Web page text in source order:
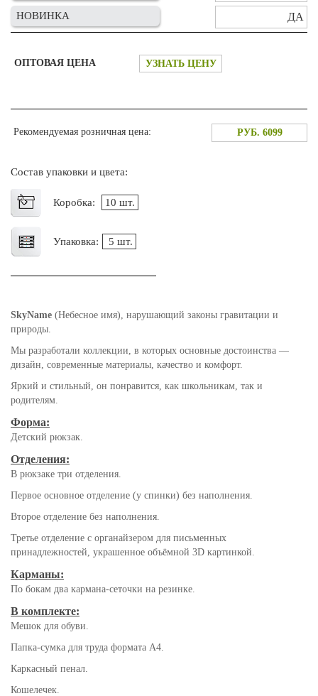
НОВИНКА ДА
ОПТОВАЯ ЦЕНА УЗНАТЬ ЦЕНУ
Рекомендуемая розничная цена: РУБ. 6099
Состав упаковки и цвета:
Коробка: 10 шт.
Упаковка: 5 шт.
SkyName (Небесное имя), нарушающий законы гравитации и
природы.
Мы разработали коллекции, в которых основные достоинства —
дизайн, современные материалы, качество и комфорт.
Яркий и стильный, он понравится, как школьникам, так и
родителям.
Форма:
Детский рюкзак.
Отделения:
В рюкзаке три отделения.
Первое основное отделение (у спинки) без наполнения.
Второе отделение без наполнения.
Третье отделение с органайзером для письменных
принадлежностей, украшенное объёмной 3D картинкой.
Карманы:
По бокам два кармана-сеточки на резинке.
В комплекте:
Мешок для обуви.
Папка-сумка для труда формата А4.
Каркасный пенал.
Кошелечек.